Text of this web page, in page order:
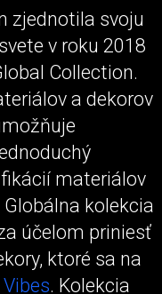
zjednotila svoju
v roku 2018
Collection.
a dekorov
materiálov
kolekcia
účelom priniesť
ktoré sa na
. Kolekcia